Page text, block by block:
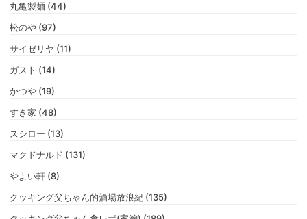
丸亀製麺 (44)
松のや (97)
サイゼリヤ (11)
ガスト (14)
かつや (19)
すき家 (48)
スシロー (13)
マクドナルド (131)
やよい軒 (8)
クッキング父ちゃん的酒場放浪紀 (135)